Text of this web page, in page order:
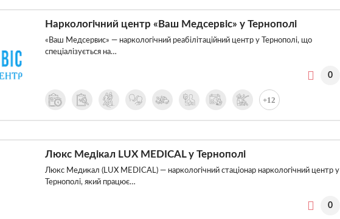
Наркологічний центр «Ваш Медсервіс» у Тернополі
«Ваш Медсервис» — наркологічний реабілітаційний центр у Тернополі, що
спеціалізується на…
0
+12
Люкс Медікал LUX MEDICAL у Тернополі
Люкс Медикал (LUX MEDICAL) — наркологічний стаціонар наркологічний центр у
Тернополі, який працює…
0